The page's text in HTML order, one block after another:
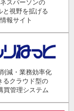
スパーソンの
と視野を拡げる
情報サイト
減・業務効率化
るクラウド型の
買管理システム